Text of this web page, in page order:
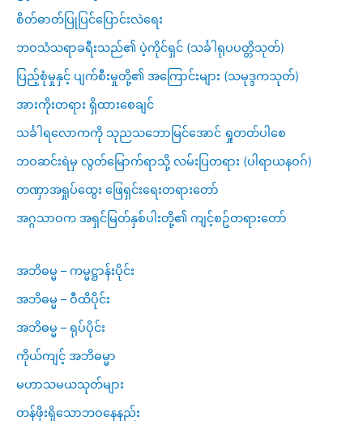
စိတ်ဓာတ်ပြုပြင်ပြောင်းလဲရေး
ဘဝသံသရာခရီးသည်၏ ပဲ့ကိုင်ရှင် (သင်္ခါရုပပတ္တိသုတ်)
ပြည့်စုံမှုနှင့် ပျက်စီးမှုတို့၏ အကြောင်းများ (သမုဒ္ဒကသုတ်)
အားကိုးတရား ရှိထားစေချင်
သင်္ခါရလောကကို သုညသဘောမြင်အောင် ရှုတတ်ပါစေ
ဘဝဆင်းရဲမှ လွတ်မြောက်ရာသို့ လမ်းပြတရား (ပါရာယနဝဂ်)
တဏှာအရှုပ်ထွေး ဖြေရှင်းရေးတရားတော်
အဂ္ဂသာဝက အရှင်မြတ်နှစ်ပါးတို့၏ ကျင့်စဥ်တရားတော်
အဘိဓမ္မ – ကမ္မဋ္ဌာန်းပိုင်း
အဘိဓမ္မ – ဝီထိပိုင်း
အဘိဓမ္မ – ရုပ်ပိုင်း
ကိုယ်ကျင့် အဘိဓမ္မာ
မဟာသမယသုတ်များ
တန်ဖိုးရှိသောဘဝနေနည်း